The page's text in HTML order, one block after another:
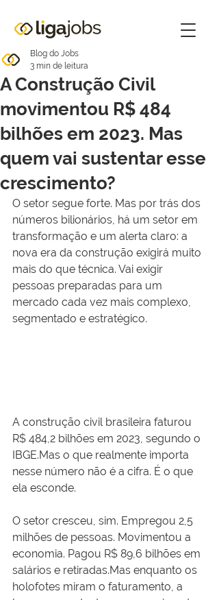
A Construção Civil
movimentou R$ 484
bilhões em 2023. Mas
quem vai sustentar esse
crescimento?
Blog do Jobs
3 min de leitura
O setor segue forte. Mas por trás dos
números bilionários, há um setor em
transformação e um alerta claro: a
nova era da construção exigirá muito
mais do que técnica. Vai exigir
pessoas preparadas para um
mercado cada vez mais complexo,
segmentado e estratégico.
A construção civil brasileira faturou
R$ 484,2 bilhões em 2023, segundo o
IBGE.Mas o que realmente importa
nesse número não é a cifra. É o que
ela esconde.
O setor cresceu, sim. Empregou 2,5
milhões de pessoas. Movimentou a
economia. Pagou R$ 89,6 bilhões em
salários e retiradas.Mas enquanto os
holofotes miram o faturamento, a